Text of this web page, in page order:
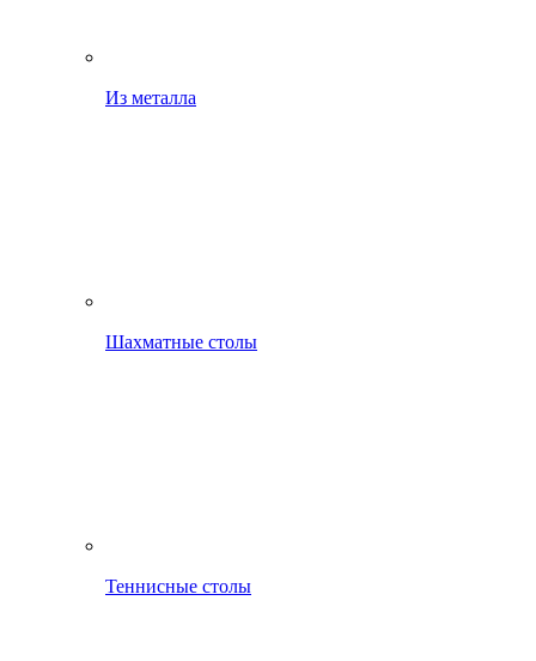
Из металла
Шахматные столы
Теннисные столы